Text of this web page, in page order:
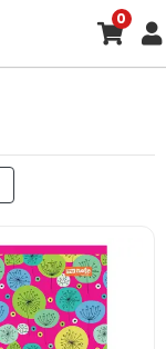
0